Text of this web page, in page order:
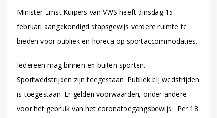
Minister Ernst Kuipers van VWS heeft dinsdag 15
februari aangekondigd stapsgewijs verdere ruimte te
bieden voor publiek en horeca op sportaccommodaties.
Iedereen mag binnen en buiten sporten.
Sportwedstrijden zijn toegestaan. Publiek bij wedstrijden
is toegestaan. Er gelden voorwaarden, onder andere
voor het gebruik van het coronatoegangsbewijs. Per 18